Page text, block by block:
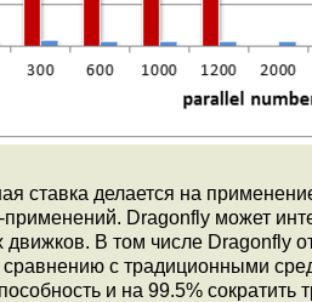
ставка делается на
Dragonfly может
В том числе Dragonfly
с традиционными
и на 99.5%